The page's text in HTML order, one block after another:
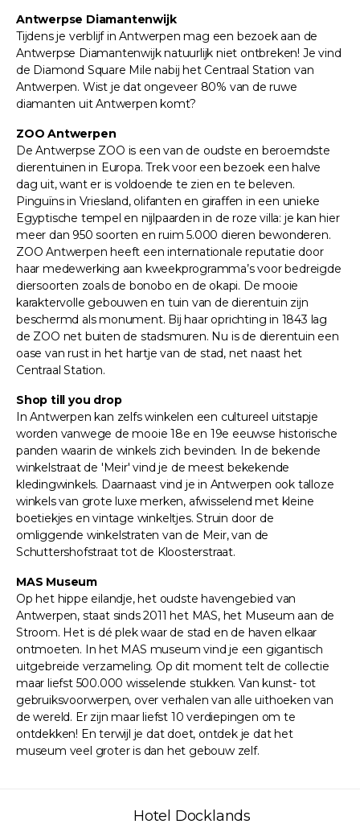
Antwerpse Diamantenwijk
Tijdens je verblijf in Antwerpen mag een bezoek aan de
Antwerpse Diamantenwijk natuurlijk niet ontbreken! Je vind
de Diamond Square Mile nabij het Centraal Station van
Antwerpen. Wist je dat ongeveer 80% van de ruwe
diamanten uit Antwerpen komt?
ZOO Antwerpen
De Antwerpse ZOO is een van de oudste en beroemdste
dierentuinen in Europa. Trek voor een bezoek een halve
dag uit, want er is voldoende te zien en te beleven.
Pinguïns in Vriesland, olifanten en giraffen in een unieke
Egyptische tempel en nijlpaarden in de roze villa: je kan hier
meer dan 950 soorten en ruim 5.000 dieren bewonderen.
ZOO Antwerpen heeft een internationale reputatie door
haar medewerking aan kweekprogramma’s voor bedreigde
diersoorten zoals de bonobo en de okapi. De mooie
karaktervolle gebouwen en tuin van de dierentuin zijn
beschermd als monument. Bij haar oprichting in 1843 lag
de ZOO net buiten de stadsmuren. Nu is de dierentuin een
oase van rust in het hartje van de stad, net naast het
Centraal Station.
Shop till you drop
In Antwerpen kan zelfs winkelen een cultureel uitstapje
worden vanwege de mooie 18e en 19e eeuwse historische
panden waarin de winkels zich bevinden. In de bekende
winkelstraat de 'Meir' vind je de meest bekekende
kledingwinkels. Daarnaast vind je in Antwerpen ook talloze
winkels van grote luxe merken, afwisselend met kleine
boetiekjes en vintage winkeltjes. Struin door de
omliggende winkelstraten van de Meir, van de
Schuttershofstraat tot de Kloosterstraat.
MAS Museum
Op het hippe eilandje, het oudste havengebied van
Antwerpen, staat sinds 2011 het MAS, het Museum aan de
Stroom. Het is dé plek waar de stad en de haven elkaar
ontmoeten. In het MAS museum vind je een gigantisch
uitgebreide verzameling. Op dit moment telt de collectie
maar liefst 500.000 wisselende stukken. Van kunst- tot
gebruiksvoorwerpen, over verhalen van alle uithoeken van
de wereld. Er zijn maar liefst 10 verdiepingen om te
ontdekken! En terwijl je dat doet, ontdek je dat het
museum veel groter is dan het gebouw zelf.
Hotel Docklands